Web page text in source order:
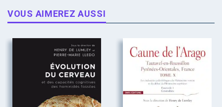
VOUS AIMEREZ AUSSI